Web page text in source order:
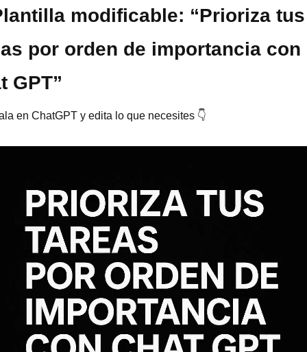
modificable: “Prioriza tus
por orden de importancia con
GPT”
en ChatGPT y edita lo que necesites 👇